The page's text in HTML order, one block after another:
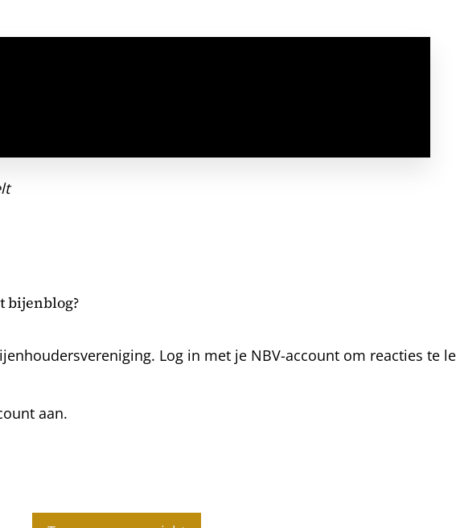
bijenblog?
Log in met je NBV-account om reacties te
aan.